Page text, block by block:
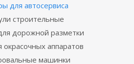
для автосервиса
строительные
дорожной разметки
окрасочных аппаратов
машинки